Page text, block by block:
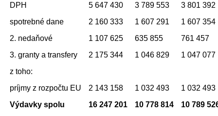
DPH 5 647 430 3 789 553
3 801 392
spotrebné dane
2 160 333 1 607 291
1 607 354
2. nedaňové
1 107 625 635 855
761 457
3. granty a transfery
2 175 344 1 046 829
1 047 077
z toho:
príjmy z rozpočtu EU
2 143 158 1 032 493
1 032 493
Výdavky spolu
16 247 201 10 778 814
10 789